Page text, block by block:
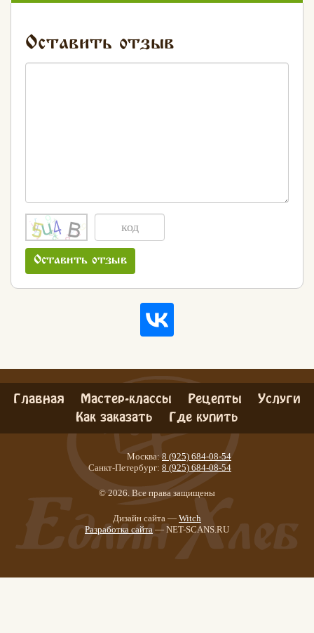
Оставить отзыв
Оставить отзыв
Главная Мастер-классы Рецепты Услуги
Как заказать Где купить
Москва: 8 (925) 684-08-54
Санкт-Петербург: 8 (925) 684-08-54
© 2026. Все права защищены
Дизайн сайта — Witch
Разработка сайта — NET-SCANS.RU